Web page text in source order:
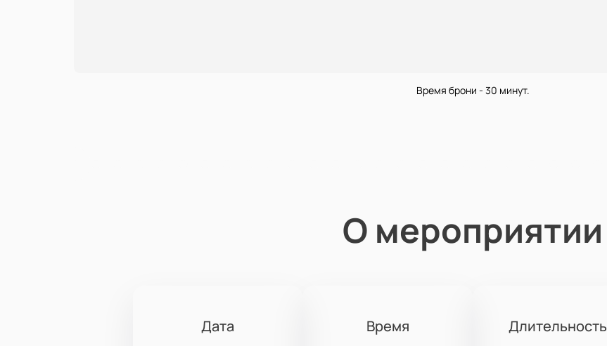
Время брони - 30 минут.
О мероприятии
Дата Время Длительность